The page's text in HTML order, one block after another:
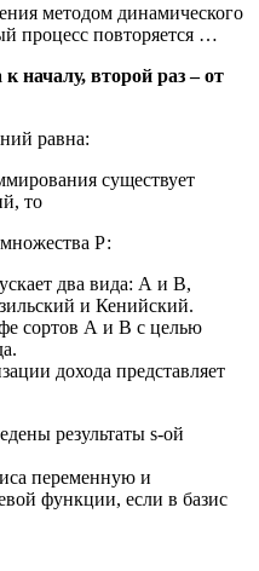
методом динамического
процесс повторяется …
началу, второй раз – от
равна:
существует
то
Р:
два вида: А и В,
и Кенийский.
сортов А и В с целью
дохода представляет
результаты s-ой
переменную и
функции, если в базис